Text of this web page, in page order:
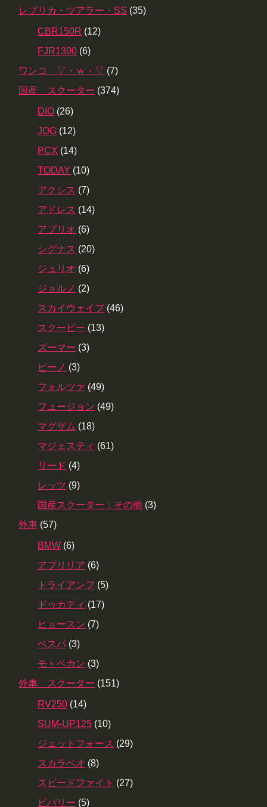
レプリカ・ツアラー・SS (35)
CBR150R (12)
FJR1300 (6)
ワンコ ▽・ｗ・▽ (7)
国産 スクーター (374)
DIO (26)
JOG (12)
PCX (14)
TODAY (10)
アクシス (7)
アドレス (14)
アプリオ (6)
シグナス (20)
ジュリオ (6)
ジョルノ (2)
スカイウェイブ (46)
スクーピー (13)
ズーマー (3)
ビーノ (3)
フォルツァ (49)
フュージョン (49)
マグザム (18)
マジェスティ (61)
リード (4)
レッツ (9)
国産スクーター：その他 (3)
外車 (57)
BMW (6)
アプリリア (6)
トライアンフ (5)
ドゥカティ (17)
ヒョースン (7)
ベスパ (3)
モトベカン (3)
外車 スクーター (151)
RV250 (14)
SUM-UP125 (10)
ジェットフォース (29)
スカラベオ (8)
スピードファイト (27)
ビバリー (5)